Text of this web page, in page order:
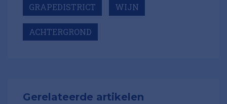
GRAPEDISTRICT WIJN
ACHTERGROND
Gerelateerde artikelen